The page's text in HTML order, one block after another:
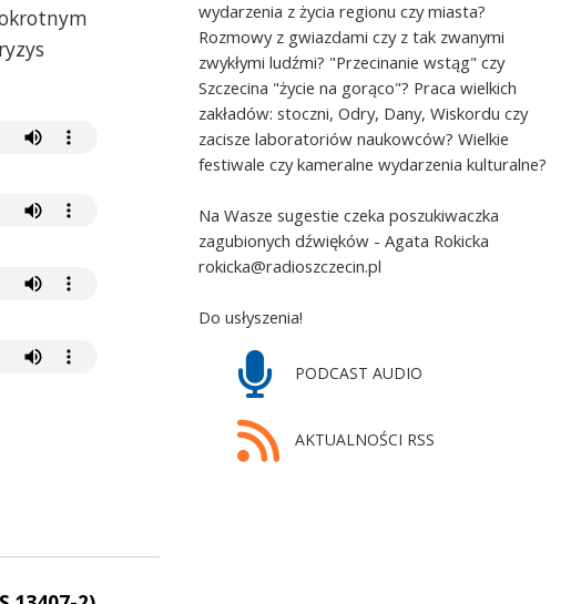
wydarzenia z życia regionu czy miasta?
Rozmowy z gwiazdami czy z tak zwanymi
zwykłymi ludźmi? "Przecinanie wstąg" czy
Szczecina "życie na gorąco"? Praca wielkich
zakładów: stoczni, Odry, Dany, Wiskordu czy
zacisze laboratoriów naukowców? Wielkie
festiwale czy kameralne wydarzenia kulturalne?
Na Wasze sugestie czeka poszukiwaczka
zagubionych dźwięków - Agata Rokicka
rokicka@radioszczecin.pl
Do usłyszenia!
PODCAST AUDIO
AKTUALNOŚCI RSS